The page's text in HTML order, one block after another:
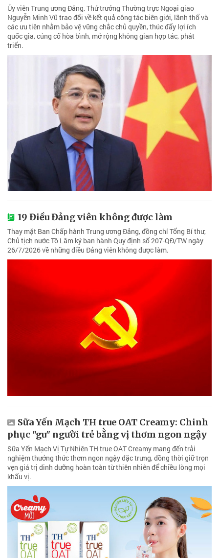
Ủy viên Trung ương Đảng, Thứ trưởng Thường trực Ngoại giao
Nguyễn Minh Vũ trao đổi về kết quả công tác biên giới, lãnh thổ và
các ưu tiên nhằm bảo vệ vững chắc chủ quyền, thúc đẩy lợi ích
quốc gia, củng cố hòa bình, mở rộng không gian hợp tác, phát
triển.
19 Điều Đảng viên không được làm
Thay mặt Ban Chấp hành Trung ương Đảng, đồng chí Tổng Bí thư,
Chủ tịch nước Tô Lâm ký ban hành Quy định số 207-QĐ/TW ngày
26/7/2026 về những điều Đảng viên không được làm.
Sữa Yến Mạch TH true OAT Creamy: Chinh
phục "gu" người trẻ bằng vị thơm ngon ngậy
Sữa Yến Mạch Vị Tự Nhiên TH true OAT Creamy mang đến trải
nghiệm thưởng thức thơm ngon ngậy đặc trưng, đồng thời giữ trọn
vẹn giá trị dinh dưỡng hoàn toàn từ thiên nhiên để chiều lòng mọi
khẩu vị.